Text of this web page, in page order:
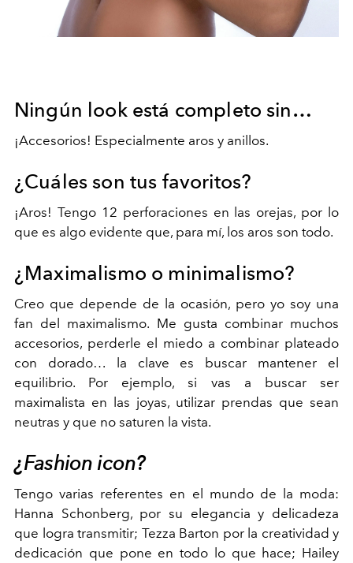
Ningún look está completo sin…
¡Accesorios! Especialmente aros y anillos.
¿Cuáles son tus favoritos?
¡Aros! Tengo 12 perforaciones en las orejas, por lo
que es algo evidente que, para mí, los aros son todo.
¿Maximalismo o minimalismo?
Creo que depende de la ocasión, pero yo soy una
fan del maximalismo. Me gusta combinar muchos
accesorios, perderle el miedo a combinar plateado
con dorado… la clave es buscar mantener el
equilibrio. Por ejemplo, si vas a buscar ser
maximalista en las joyas, utilizar prendas que sean
neutras y que no saturen la vista.
¿Fashion icon?
Tengo varias referentes en el mundo de la moda:
Hanna Schonberg, por su elegancia y delicadeza
que logra transmitir; Tezza Barton por la creatividad y
dedicación que pone en todo lo que hace; Hailey